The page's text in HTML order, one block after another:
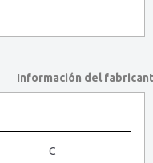
Información del
C